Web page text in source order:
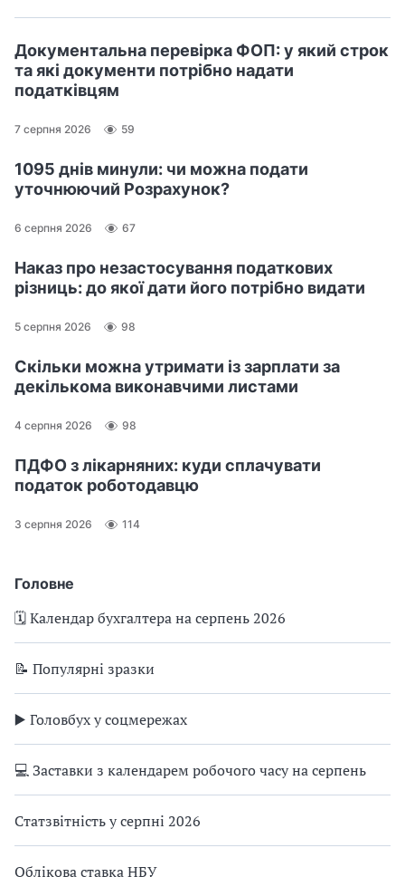
Головне
🗓️ Календар бухгалтера на серпень 2026
📝 Популярні зразки
▶️ Головбух у соцмережах
💻 Заставки з календарем робочого часу на серпень
Статзвітність у серпні 2026
Облікова ставка НБУ
Документальна перевірка ФОП: у який строк
та які документи потрібно надати
податківцям
7 серпня 2026 59
1095 днів минули: чи можна подати
уточнюючий Розрахунок?
6 серпня 2026 67
Наказ про незастосування податкових
різниць: до якої дати його потрібно видати
5 серпня 2026 98
Скільки можна утримати із зарплати за
декількома виконавчими листами
4 серпня 2026 98
ПДФО з лікарняних: куди сплачувати
податок роботодавцю
3 серпня 2026 114